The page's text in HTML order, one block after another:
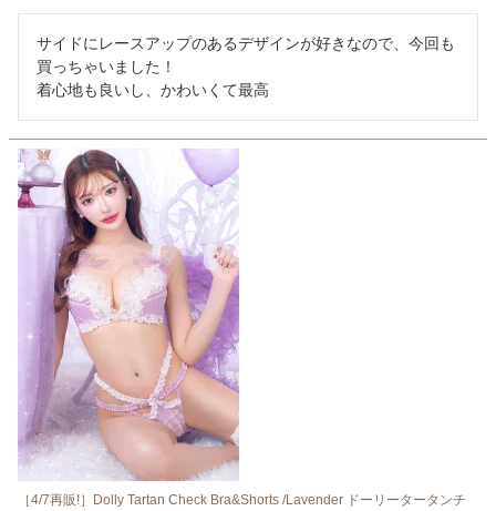
サイドにレースアップのあるデザインが好きなので、今回も
買っちゃいました！
着心地も良いし、かわいくて最高
［4/7再販!］Dolly Tartan Check Bra&Shorts /Lavender ドーリータータンチ